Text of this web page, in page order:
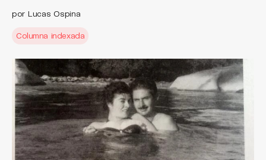
por Lucas Ospina
Columna indexada